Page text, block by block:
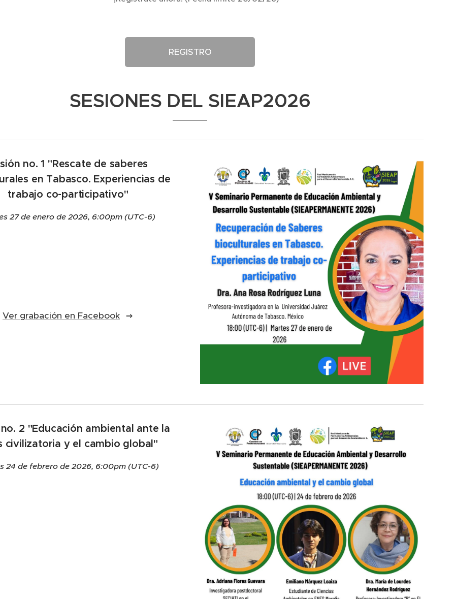
REGISTRO
SESIONES DEL SIEAP2026
no. 1 "Rescate de saberes
en Tabasco. Experiencias de
trabajo co-participativo"
27 de enero de 2026, 6:00pm (UTC-6)
Ver grabación en Facebook
2 "Educación ambiental ante la
civilizatoria y el cambio global"
24 de febrero de 2026, 6:00pm (UTC-6)